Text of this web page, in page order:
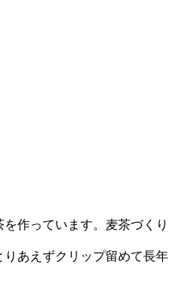
作っています。麦茶づくり
りあえずクリップ留めて長年